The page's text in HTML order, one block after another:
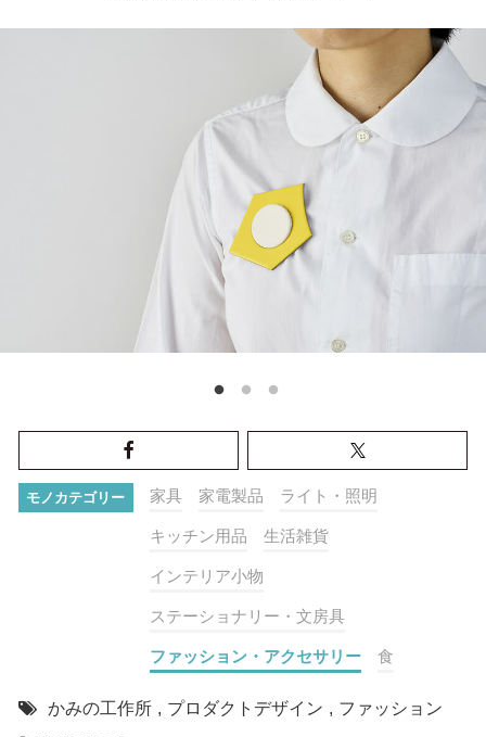
モノカテゴリー 家具 家電製品 ライト・照明
キッチン用品 生活雑貨
インテリア小物
ステーショナリー・文房具
ファッション・アクセサリー 食
かみの工作所 , プロダクトデザイン , ファッション